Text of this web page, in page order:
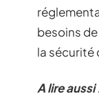
besoins
la sécurité
A lire aussi